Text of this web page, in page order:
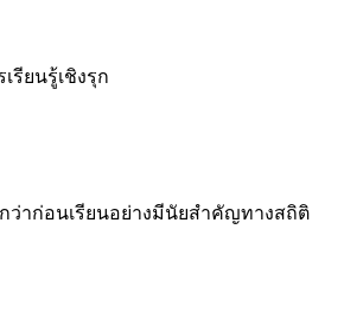
รียนรู้เชิงรุก
ว่าก่อนเรียนอย่างมีนัยสำคัญทางสถิติ